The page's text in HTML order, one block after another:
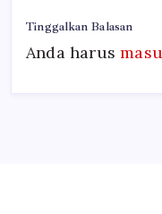
Tinggalkan Balasan
Anda harus